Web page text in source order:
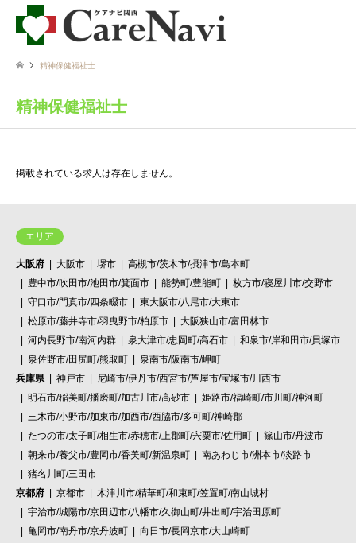
精神保健福祉士
精神保健福祉士
掲載されている求人は存在しません。
エリア
大阪府 大阪市 堺市
高槻市/茨木市/摂津市/島本町
豊中市/吹田市/池田市/箕面市
能勢町/豊能町
枚方市/寝屋川市/交野市
守口市/門真市/四条畷市
東大阪市/八尾市/大東市
松原市/藤井寺市/羽曳野市/柏原市
大阪狭山市/富田林市
河内長野市/南河内群
泉大津市/忠岡町/高石市
和泉市/岸和田市/貝塚市
泉佐野市/田尻町/熊取町
泉南市/阪南市/岬町
兵庫県
神戸市
尼崎市/伊丹市/西宮市/芦屋市/宝塚市/川西市
明石市/稲美町/播磨町/加古川市/高砂市
姫路市/福崎町/市川町/神河町
三木市/小野市/加東市/加西市/西脇市/多可町/神崎郡
たつの市/太子町/相生市/赤穂市/上郡町/宍粟市/佐用町
篠山市/丹波市
朝来市/養父市/豊岡市/香美町/新温泉町
南あわじ市/洲本市/淡路市
猪名川町/三田市
京都府
京都市
木津川市/精華町/和束町/笠置町/南山城村
宇治市/城陽市/京田辺市/八幡市/久御山町/井出町/宇治田原町
亀岡市/南丹市/京丹波町
向日市/長岡京市/大山崎町